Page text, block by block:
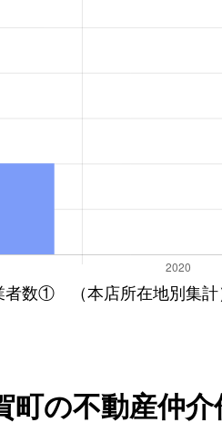
者数① （本店所在地別集計
町の不動産仲